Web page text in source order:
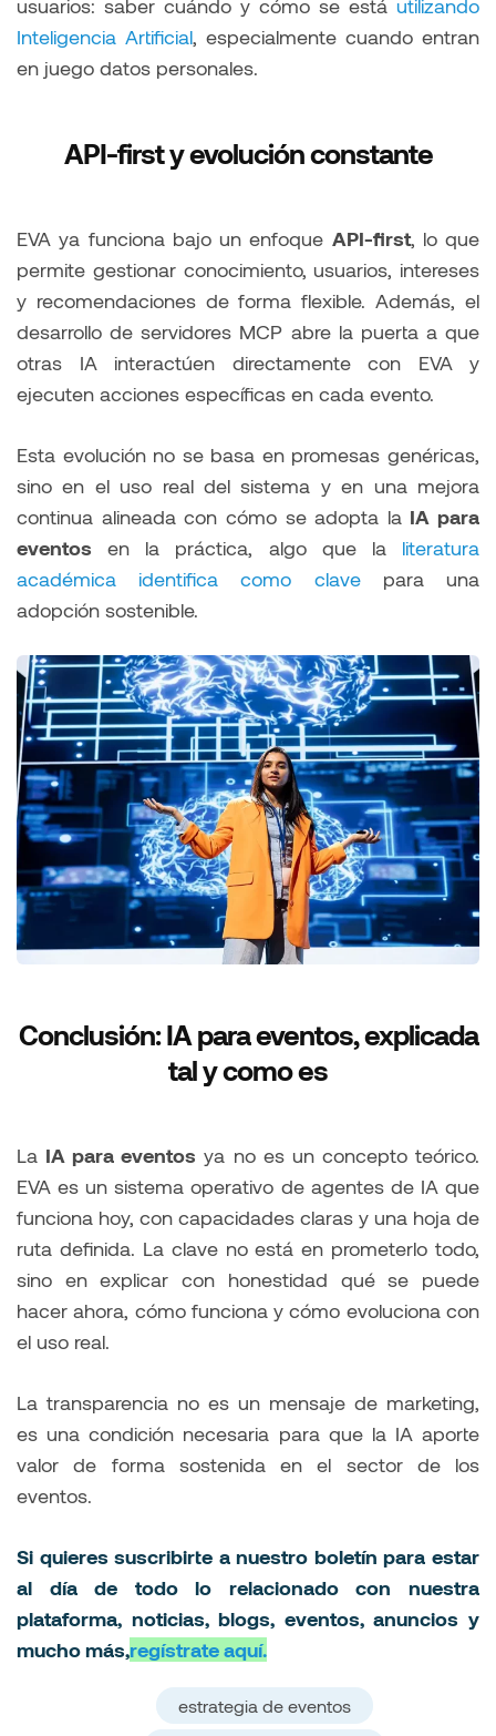
usuarios: saber cuándo y cómo se está utilizando
Inteligencia Artificial, especialmente cuando entran
en juego datos personales.
API-first y evolución constante
EVA ya funciona bajo un enfoque API-first, lo que
permite gestionar conocimiento, usuarios, intereses
y recomendaciones de forma flexible. Además, el
desarrollo de servidores MCP abre la puerta a que
otras IA interactúen directamente con EVA y
ejecuten acciones específicas en cada evento.
Esta evolución no se basa en promesas genéricas,
sino en el uso real del sistema y en una mejora
continua alineada con cómo se adopta la IA para
eventos en la práctica, algo que la literatura
académica identifica como clavepara una
adopción sostenible.
Conclusión: IA para eventos, explicada
tal y como es
La IA para eventos ya no es un concepto teórico.
EVA es un sistema operativo de agentes de IA que
funciona hoy, con capacidades claras y una hoja de
ruta definida. La clave no está en prometerlo todo,
sino en explicar con honestidad qué se puede
hacer ahora, cómo funciona y cómo evoluciona con
el uso real.
La transparencia no es un mensaje de marketing,
es una condición necesaria para que la IA aporte
valor de forma sostenida en el sector de los
eventos.
Si quieres suscribirte a nuestro boletín para estar
al día de todo lo relacionado con nuestra
plataforma, noticias, blogs, eventos, anuncios y
mucho más,regístrate aquí.
estrategia de eventos